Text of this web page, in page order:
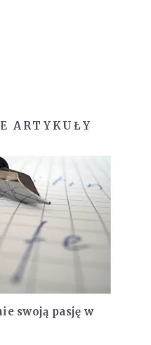
ARTYKUŁY
swoją pasję w